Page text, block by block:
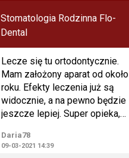
Stomatologia Rodzinna Flo-
Dental
Lecze się tu ortodontycznie.
Mam założony aparat od około
roku. Efekty leczenia już są
widocznie, a na pewno będzie
jeszcze lepiej. Super opieka,
Daria78
09-03-2021 14:39